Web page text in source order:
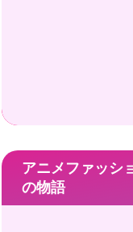
アニメファッシ
の物語